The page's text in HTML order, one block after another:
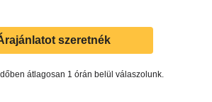
szeretnék
átlagosan 1 órán belül válaszolunk.